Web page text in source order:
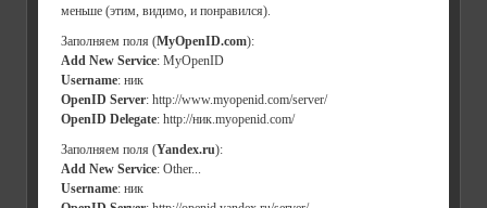
меньше (этим, видимо, и понравился).
Заполняем поля (MyOpenID.com):
Add New Service: MyOpenID
Username: ник
OpenID Server: http://www.myopenid.com/server/
OpenID Delegate: http://ник.myopenid.com/
Заполняем поля (Yandex.ru):
Add New Service: Other...
Username: ник